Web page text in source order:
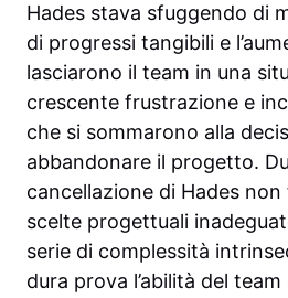
Hades stava sfuggendo di
di progressi tangibili e
lasciarono il team in una
crescente frustrazione e
che si sommarono alla
abbandonare il progetto.
cancellazione di Hades
scelte progettuali
serie di complessità
dura prova l’abilità del